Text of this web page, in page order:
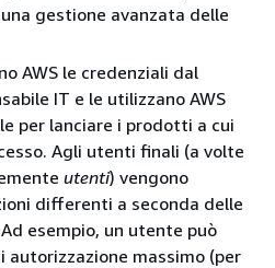
gestione avanzata delle
AWS le credenziali dal
IT e le utilizzano AWS
per lanciare i prodotti a cui
Agli utenti finali (a volte
utenti) vengono
differenti a seconda delle
esempio, un utente può
autorizzazione massimo (per